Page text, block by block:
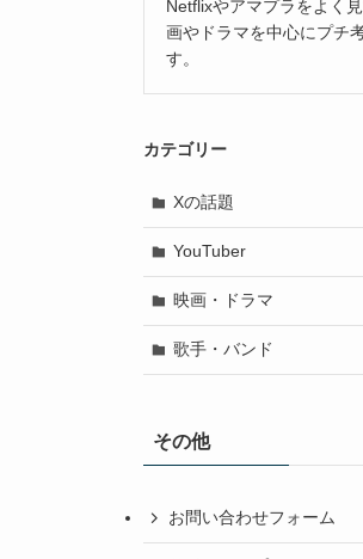
Netflixやアマプラをよく
画やドラマを中心にプチ
す。
カテゴリー
Xの話題
YouTuber
映画・ドラマ
歌手・バンド
その他
お問い合わせフォーム